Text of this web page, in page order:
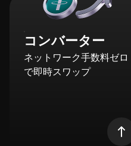
コンバーター
ネットワーク手数料ゼロ
で即時スワップ